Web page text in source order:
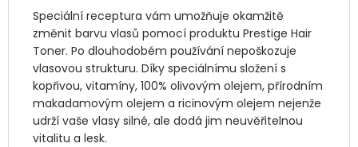
Speciální receptura vám umožňuje okamžitě
změnit barvu vlasů pomocí produktu Prestige Hair
Toner. Po dlouhodobém používání nepoškozuje
vlasovou strukturu. Díky speciálnímu složení s
kopřivou, vitamíny, 100% olivovým olejem, přírodním
makadamovým olejem a ricinovým olejem nejenže
udrží vaše vlasy silné, ale dodá jim neuvěřitelnou
vitalitu a lesk.